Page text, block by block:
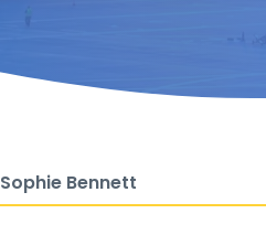
Sophie Bennett